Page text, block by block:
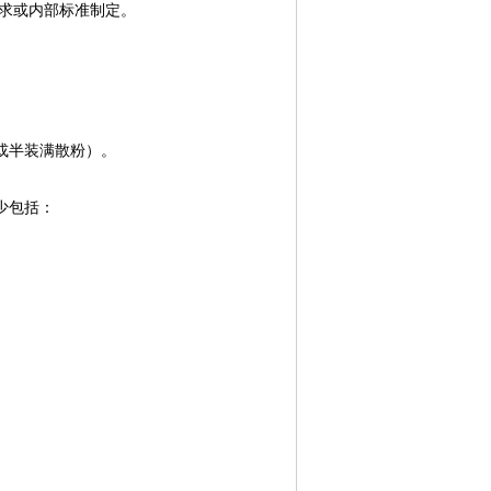
或内部标准制定。
装满散粉）。
括：